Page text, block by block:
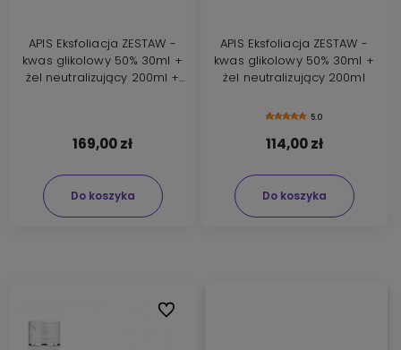
APIS Eksfoliacja ZESTAW -
kwas glikolowy 50% 30ml +
żel neutralizujący 200ml +
169,00 zł
Do koszyka
APIS Eksfoliacja ZESTAW -
kwas glikolowy 50% 30ml +
żel neutralizujący 200ml
5.0
114,00 zł
Do koszyka
Do ulubionych